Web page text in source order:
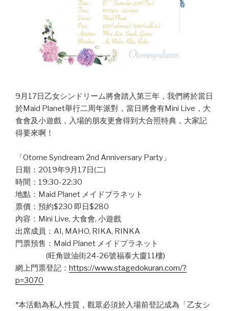
9月17日乙女シンドリーム將會踏入第三年，我們將於當日
於Maid Planet舉行二周年派對，當日將會有Mini Live，大
食會及小遊戲，入場的朋友更會得到大合照特典，大家記
得要來啊！
「Otome Syndream 2nd Anniversary Party」
日期：2019年9月17日(二)
時間：19:30-22:30
地點：Maid Planet メイドプラネット
票價：預約$230 即日$280
內容：Mini Live, 大食會, 小遊戲
出席成員：AI, MAHO, RIKA, RINKA
門票預售：Maid Planet メイドプラネット
(旺角豉油街24-26號福泰大廈11樓)
網上門票登記： https://www.stagedokuran.com/?
p=3070
*本活動為私人性質，觀眾必須於入場前登記成為「乙女シ